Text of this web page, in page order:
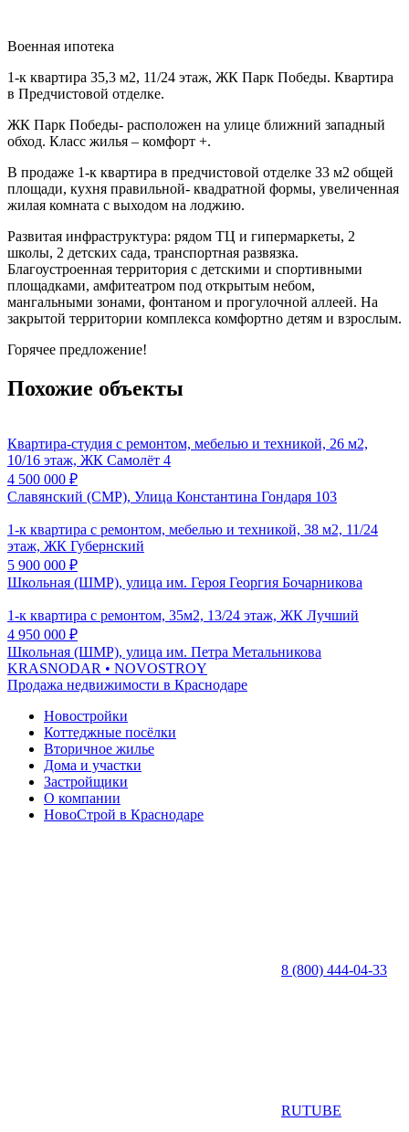
Военная ипотека
1-к квартира 35,3 м2, 11/24 этаж, ЖК Парк Победы. Квартира
в Предчистовой отделке.
ЖК Парк Победы- расположен на улице ближний западный
обход. Класс жилья – комфорт +.
В продаже 1-к квартира в предчистовой отделке 33 м2 общей
площади, кухня правильной- квадратной формы, увеличенная
жилая комната с выходом на лоджию.
Развитая инфраструктура: рядом ТЦ и гипермаркеты, 2
школы, 2 детских сада, транспортная развязка.
Благоустроенная территория с детскими и спортивными
площадками, амфитеатром под открытым небом,
мангальными зонами, фонтаном и прогулочной аллеей. На
закрытой территории комплекса комфортно детям и взрослым.
Горячее предложение!
Похожие объекты
Квартира-студия с ремонтом, мебелью и техникой, 26 м2,
10/16 этаж, ЖК Самолёт 4
4 500 000 ₽
Славянский (СМР), Улица Константина Гондаря 103
1-к квартира с ремонтом, мебелью и техникой, 38 м2, 11/24
этаж, ЖК Губернский
5 900 000 ₽
Школьная (ШМР), улица им. Героя Георгия Бочарникова
1-к квартира с ремонтом, 35м2, 13/24 этаж, ЖК Лучший
4 950 000 ₽
Школьная (ШМР), улица им. Петра Метальникова
KRASNODAR • NOVOSTROY
Продажа недвижимости в Краснодаре
Новостройки
Коттеджные посёлки
Вторичное жилье
Дома и участки
Застройщики
О компании
НовоСтрой в Краснодаре
8 (800) 444-04-33
RUTUBE